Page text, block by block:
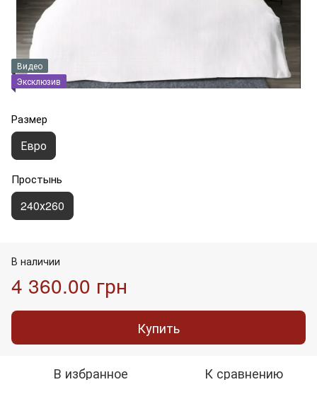
Видео
Эксклюзив
Размер
Евро
Простынь
240х260
В наличии
4 360.00 грн
Купить
В избранное К сравнению